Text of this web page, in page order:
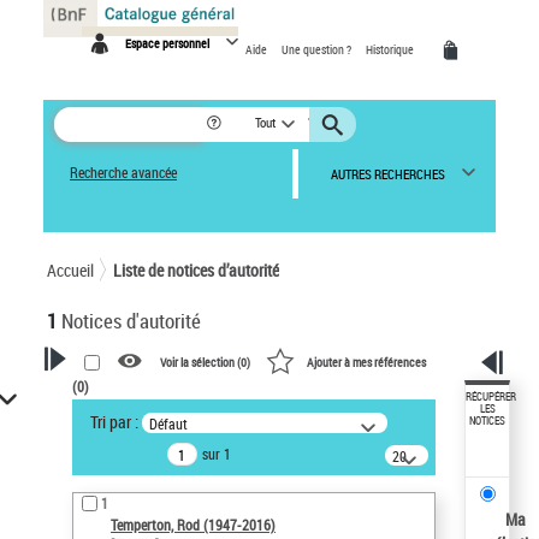
Espace personnel Aide Une question ? Historique
Tout
Recherche avancée AUTRES RECHERCHES
Accueil Liste de notices d’autorité
1 Notices d'autorité
VOTRE RECHERCHE
Recherche avancée dans les
notices d’autorité
Œuvres liées à l'auteur :
Temperton, Rod (1947-2016)
Voir la sélection (0) Ajouter à mes références
(0)
Tri par : Défaut
sur 1
20
résultats/page
1
Temperton, Rod (1947-2016)
RÉCUPÉRER
LES
NOTICES
Ma
Panneau de gestion des cookies